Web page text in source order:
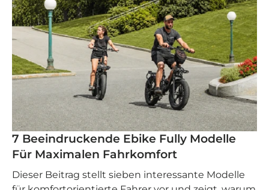
7 Beeindruckende Ebike Fully Modelle
Für Maximalen Fahrkomfort
Dieser Beitrag stellt sieben interessante Modelle